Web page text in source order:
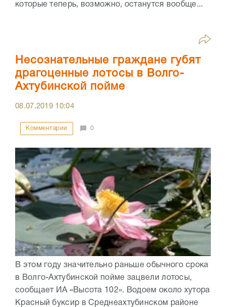
которые теперь, возможно, останутся вообще...
Несознательные граждане губят
драгоценные лотосы в Волго-
Ахтубинской пойме
08.07.2019 10:04
Комментарии 0
В этом году значительно раньше обычного срока
в Волго-Ахтубинской пойме зацвели лотосы,
сообщает ИА «Высота 102». Водоем около хутора
Красный буксир в Среднеахтубинском районе